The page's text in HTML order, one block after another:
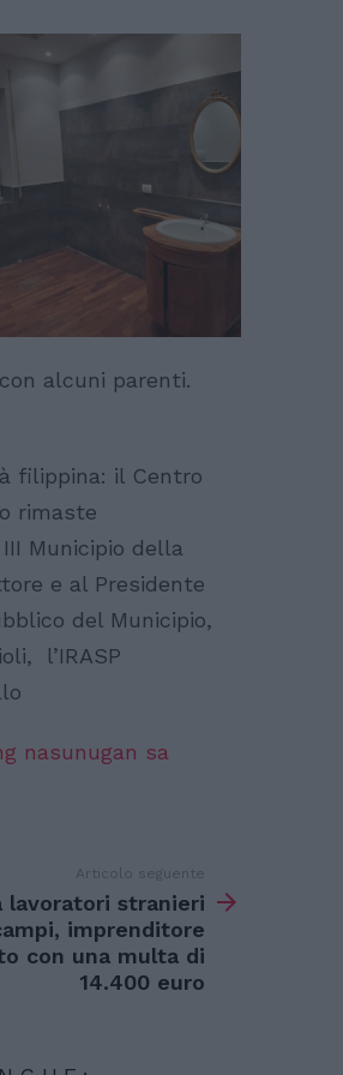
alcuni parenti.
filippina: il Centro
rimaste
Municipio della
e al Presidente
del Municipio,
l’IRASP
nasunugan sa
Articolo seguente
lavoratori stranieri
imprenditore
con una multa di
14.400 euro